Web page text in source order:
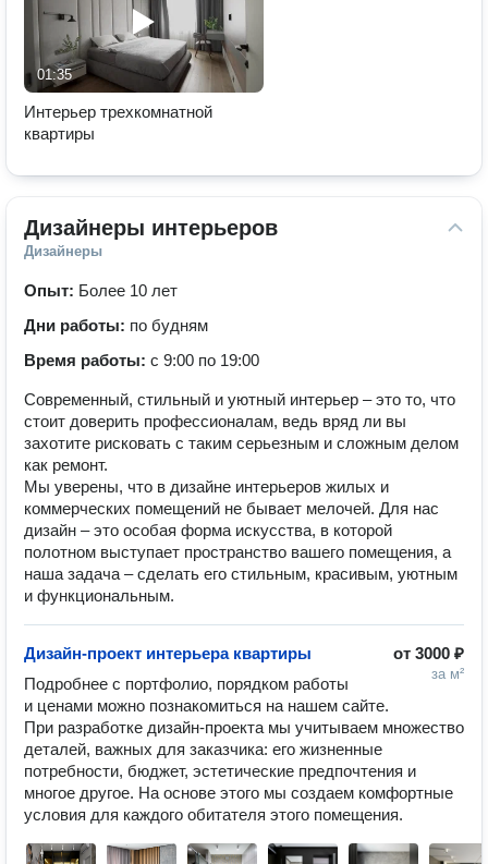
01:35
Интерьер трехкомнатной
квартиры
Дизайнеры интерьеров
Дизайнеры
Опыт: Более 10 лет
Дни работы: по будням
Время работы: с 9:00 по 19:00
Современный, стильный и уютный интерьер – это то, что
стоит доверить профессионалам, ведь вряд ли вы
захотите рисковать с таким серьезным и сложным делом
как ремонт.
Мы уверены, что в дизайне интерьеров жилых и
коммерческих помещений не бывает мелочей. Для нас
дизайн – это особая форма искусства, в которой
полотном выступает пространство вашего помещения, а
наша задача – сделать его стильным, красивым, уютным
и функциональным.
от 3000 ₽
за м²
Дизайн-проект интерьера квартиры
Подробнее с портфолио, порядком работы
и ценами можно познакомиться на нашем сайте.
При разработке дизайн-проекта мы учитываем множество
деталей, важных для заказчика: его жизненные
потребности, бюджет, эстетические предпочтения и
многое другое. На основе этого мы создаем комфортные
условия для каждого обитателя этого помещения.